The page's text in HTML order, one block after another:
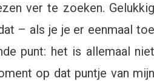
ver te zoeken. Gelukkig
– als je je er eenmaal toe
punt: het is allemaal niet
op dat puntje van mijn